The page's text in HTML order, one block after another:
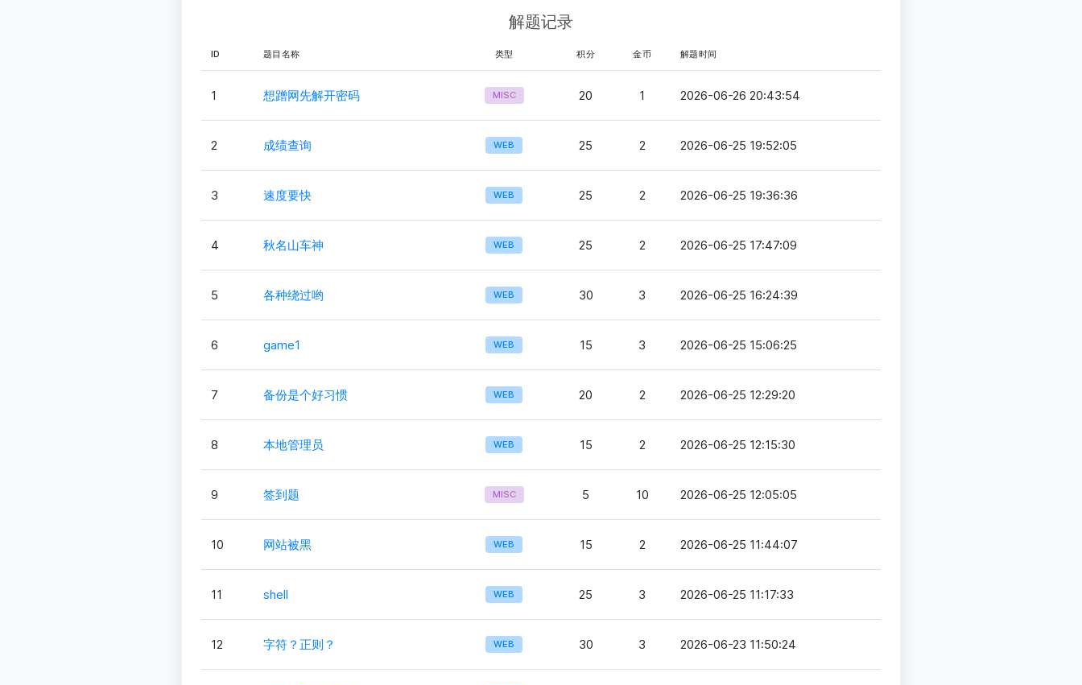
解题记录
ID 题目名称 类型 积分 金币 解题时间
1 想蹭网先解开密码 MISC 20 1 2026-06-26 20:43:54
2 成绩查询 WEB 25 2 2026-06-25 19:52:05
3 速度要快 WEB 25 2 2026-06-25 19:36:36
4 秋名山车神 WEB 25 2 2026-06-25 17:47:09
5 各种绕过哟 WEB 30 3 2026-06-25 16:24:39
6 game1 WEB 15 3 2026-06-25 15:06:25
7 备份是个好习惯 WEB 20 2 2026-06-25 12:29:20
8 本地管理员 WEB 15 2 2026-06-25 12:15:30
9 签到题 MISC 5 10 2026-06-25 12:05:05
10 网站被黑 WEB 15 2 2026-06-25 11:44:07
11 shell WEB 25 3 2026-06-25 11:17:33
12 字符？正则？ WEB 30 3 2026-06-23 11:50:24